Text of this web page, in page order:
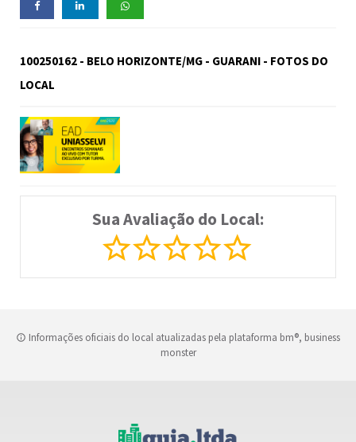
100250162 - BELO HORIZONTE/MG - GUARANI - FOTOS DO
LOCAL
Sua Avaliação do Local:
Informações oficiais do local atualizadas pela plataforma bm®, business
monster